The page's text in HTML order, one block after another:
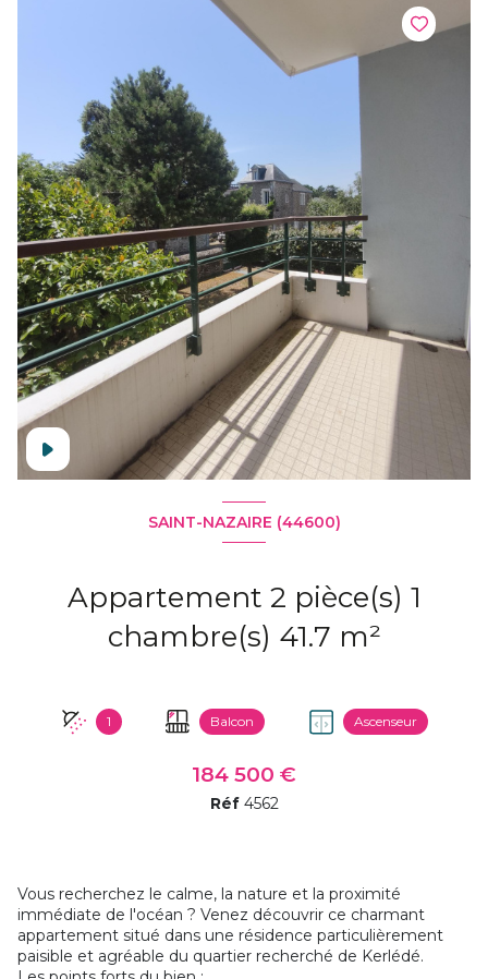
SAINT-NAZAIRE (44600)
Appartement 2 pièce(s) 1
chambre(s) 41.7 m²
1 Balcon Ascenseur
184 500 €
Réf 4562
Vous recherchez le calme, la nature et la proximité
immédiate de l'océan ? Venez découvrir ce charmant
appartement situé dans une résidence particulièrement
paisible et agréable du quartier recherché de Kerlédé.